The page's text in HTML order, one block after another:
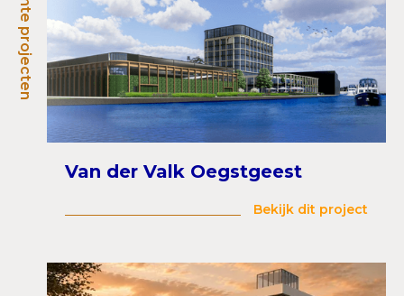
Recente projecten
Van der Valk Oegstgeest
Bekijk dit project